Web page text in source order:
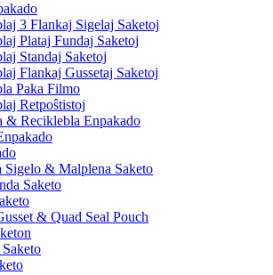
3 Flankaj Sigelaj Saketoj
Plataj Fundaj Saketoj
Standaj Saketoj
Flankaj Gussetaj Saketoj
Paka Filmo
Retpoŝtistoj
& Reciklebla Enpakado
Sigelo & Malplena Saketo
Saketo
& Quad Seal Pouch